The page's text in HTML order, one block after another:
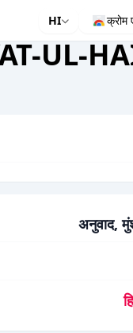
HI क्रोम
UL-
अनुवाद,